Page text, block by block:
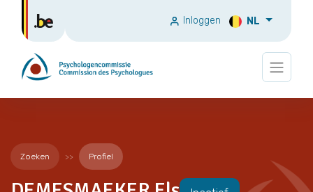
Inloggen NL
Zoeken Profiel